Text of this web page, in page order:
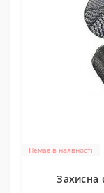
Немає в наявності
Захисна